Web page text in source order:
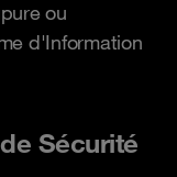
ou
d'Information
Sécurité